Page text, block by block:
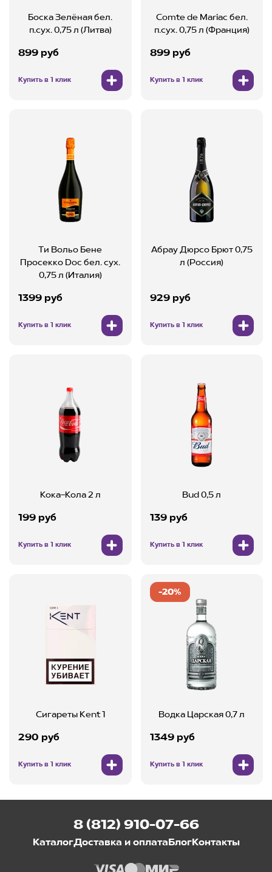
Боска Зелёная бел.
п.сух. 0,75 л (Литва)
899 руб
Купить в 1 клик
Comte de Mariac бел.
п.сух. 0,75 л (Франция)
899 руб
Купить в 1 клик
Ти Вольо Бене
Просекко Doc бел. сух.
0,75 л (Италия)
1399 руб
Купить в 1 клик
Абрау Дюрсо Брют 0,75
л (Россия)
929 руб
Купить в 1 клик
Кока-Кола 2 л
199 руб
Купить в 1 клик
Bud 0,5 л
139 руб
Купить в 1 клик
Сигареты Kent 1
290 руб
Купить в 1 клик
-20%
Водка Царская 0,7 л
1349 руб
Купить в 1 клик
КаталогДоставка и оплата БлогКонтакты
8 (812) 910-07-66